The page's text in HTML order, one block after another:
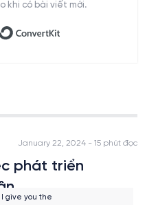
khi có bài viết mới.
January 22, 2024 - 15 phút đọc
phát triển
I give you the